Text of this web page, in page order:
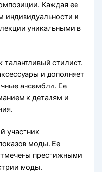
Каждая ее
индивидуальности и
уникальными в
талантливый стилист.
и дополняет
ансамбли. Ее
к деталям и
участник
моды. Ее
престижными
моды.